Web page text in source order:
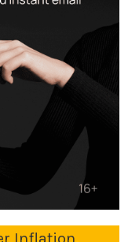
Inflation,